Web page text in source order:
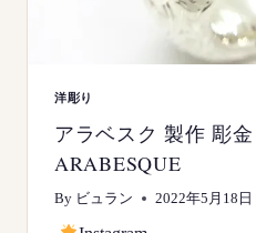
洋彫り
アラベスク 製作 彫
ARABESQUE
By ビュラン 2022年5月18日